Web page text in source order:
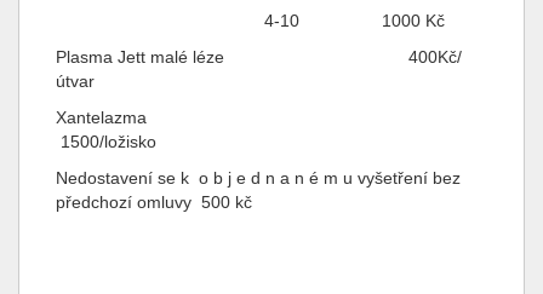
4-10 1000 Kč
Plasma Jett malé léze 400Kč/
útvar
Xantelazma
1500/ložisko
Nedostavení se k o b j e d n a n é m u vyšetření bez
předchozí omluvy 500 kč